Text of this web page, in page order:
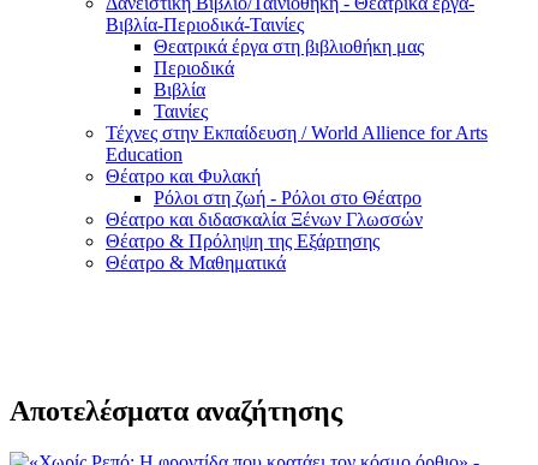
Βιβλία-Περιοδικά-Ταινίες
Θεατρικά έργα στη βιβλιοθήκη μας
Περιοδικά
Βιβλία
Ταινίες
Τέχνες στην Εκπαίδευση / World Allience for Arts
Education
Θέατρο και Φυλακή
Ρόλοι στη ζωή - Ρόλοι στο Θέατρο
Θέατρο και διδασκαλία Ξένων Γλωσσών
Θέατρο & Πρόληψη της Εξάρτησης
Θέατρο & Μαθηματικά
Αποτελέσματα αναζήτησης